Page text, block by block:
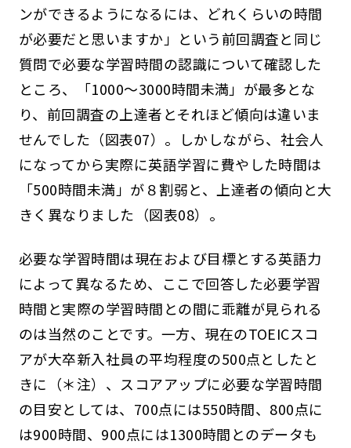
ンができるようになるには、どれくらいの時間
が必要だと思いますか」という前回調査と同じ
質問で必要な学習時間の認識について確認した
ところ、「1000～3000時間未満」が最多とな
り、前回調査の上達者とそれほど傾向は違いま
せんでした（図表07）。しかしながら、社会人
になってから実際に英語学習に費やした時間は
「500時間未満」が８割弱と、上達者の傾向と大
きく異なりました（図表08）。
必要な学習時間は現在および目標とする英語力
によって異なるため、ここで回答した必要学習
時間と実際の学習時間との間に乖離が見られる
のは当然のことです。一方、現在のTOEICスコ
アが大卒新入社員の平均程度の500点としたと
きに（＊注）、スコアアップに必要な学習時間
の目安としては、700点には550時間、800点に
は900時間、900点には1300時間とのデータも